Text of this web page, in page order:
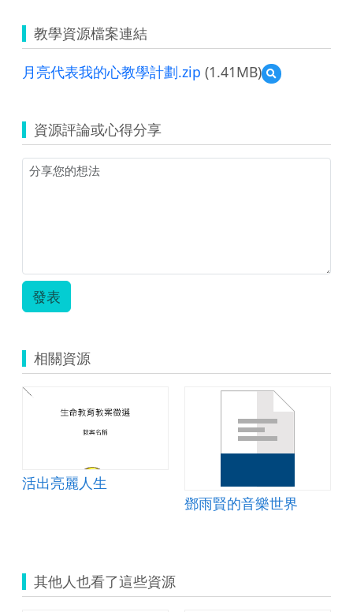
教學資源檔案連結
月亮代表我的心教學計劃.zip (1.41MB)
預
覽
表
我
資源評論或心得分享
發表
相關資源
活出亮麗人生
鄧雨賢的音樂世界
其他人也看了這些資源